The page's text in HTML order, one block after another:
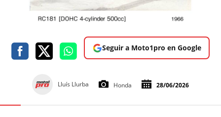
Seguir a Moto1pro en Google
Lluís Llurba Honda 28/06/2026